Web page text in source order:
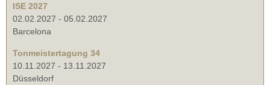
ISE 2027
02.02.2027 - 05.02.2027
Barcelona
Tonmeistertagung 34
10.11.2027 - 13.11.2027
Düsseldorf